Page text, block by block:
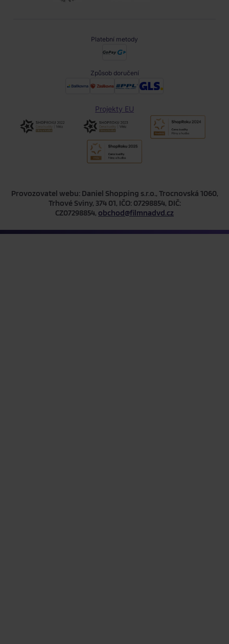
Platební metody
Způsob doručení
Projekty EU
Provozovatel webu: Daniel Shopping s.r.o., Trocnovská 1060,
Trhové Sviny, 374 01, IČO: 07298854, DIČ:
CZ07298854, obchod@filmnadvd.cz